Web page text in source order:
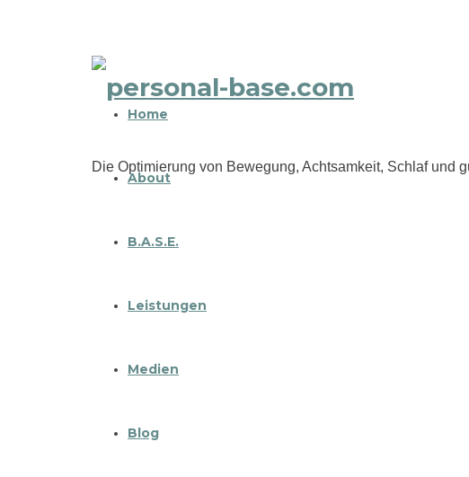
personal-
Die Optimierung von Bewegung, Achtsamkeit, Schlaf und
Home
About
B.A.S.E.
Leistungen
Medien
Blog